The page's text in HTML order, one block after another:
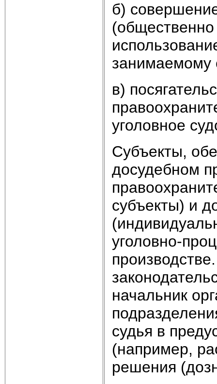
б)
занимаемому
в)
уголовное
Субъекты,
досудебном
субъекты) и
уголовно-
начальник
судья в
(например,
решения